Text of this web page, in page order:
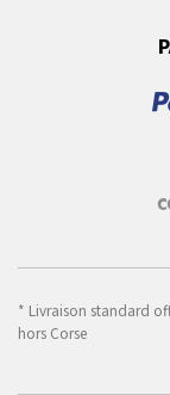
* Livraison standard
hors Corse